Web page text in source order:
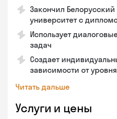
Закончил
университет с
Использует
задач
Создает
зависимости от
Читать дальше
Услуги и цены